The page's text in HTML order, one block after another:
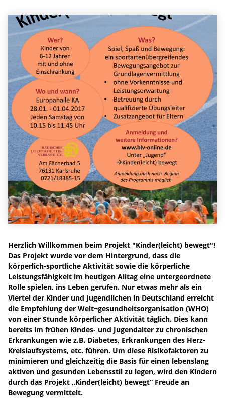
Herzlich Willkommen beim Projekt "Kinder(leicht) bewegt"!
Das Projekt wurde vor dem Hintergrund, dass die
körperlich-sportliche Aktivität sowie die körperliche
Leistungsfähigkeit im heutigen Alltag eine untergeordnete
Rolle spielen, ins Leben gerufen. Nur etwas mehr als ein
Viertel der Kinder und Jugendlichen in Deutschland erreicht
die Empfehlung der Welt¬gesundheitsorganisation (WHO)
von einer Stunde körperlicher Aktivität täglich. Dies kann
bereits im frühen Kindes- und Jugendalter zu chronischen
Erkrankungen wie z.B. Diabetes, Erkrankungen des Herz-
Kreislaufsystems, etc. führen. Um diese Risikofaktoren zu
minimieren und gleichzeitig die Basis für einen lebenslang
aktiven und gesunden Lebensstil zu legen, wird den Kindern
durch das Projekt „Kinder(leicht) bewegt“ Freude an
Bewegung vermittelt.